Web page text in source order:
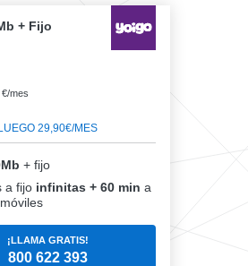
+ Fijo
€/mes
29,90€/MES
+ fijo
a fijo infinitas + 60 min a
¡LLAMA GRATIS!
800 622 393